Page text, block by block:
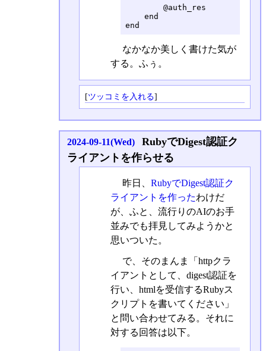
        @auth_res
    end
end
なかなか美しく書けた気が
する。ふぅ。
[ツッコミを入れる]
2024-09-11(Wed)
RubyでDigest認証ク
ライアントを作らせる
昨日、 RubyでDigest認証ク
ライアントを作ったわけだ
が、ふと、流行りのAIのお手
並みでも拝見してみようかと
思いついた。
で、そのまんま「httpクラ
イアントとして、digest認証を
行い、htmlを受信するRubyス
クリプトを書いてください」
と問い合わせてみる。それに
対する回答は以下。